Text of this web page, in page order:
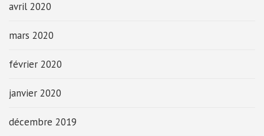
avril 2020
mars 2020
février 2020
janvier 2020
décembre 2019